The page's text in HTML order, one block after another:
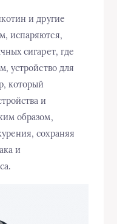
и другие
испаряются,
сигарет, где
устройство для
который
и
образом,
сохраняя
и